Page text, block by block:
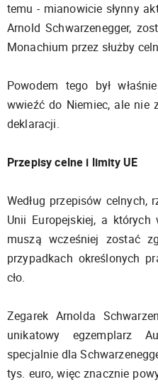
temu - mianowicie słynny
Arnold Schwarzenegger,
Monachium przez służby
Powodem tego był
wwieźć do Niemiec, ale nie
deklaracji.
Przepisy celne i limity UE
Według przepisów celnych,
Unii Europejskiej, a
muszą wcześniej zostać
przypadkach określonych
cło.
Zegarek Arnolda
unikatowy egzemplarz
specjalnie dla
tys. euro, więc znacznie